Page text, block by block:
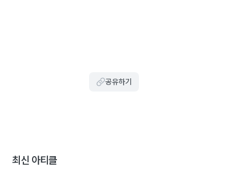
공유하기
최신 아티클